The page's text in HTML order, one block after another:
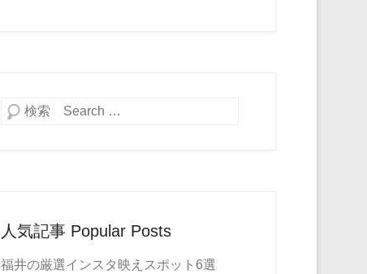
検索
人気記事 Popular Posts
福井の厳選インスタ映えスポット6選